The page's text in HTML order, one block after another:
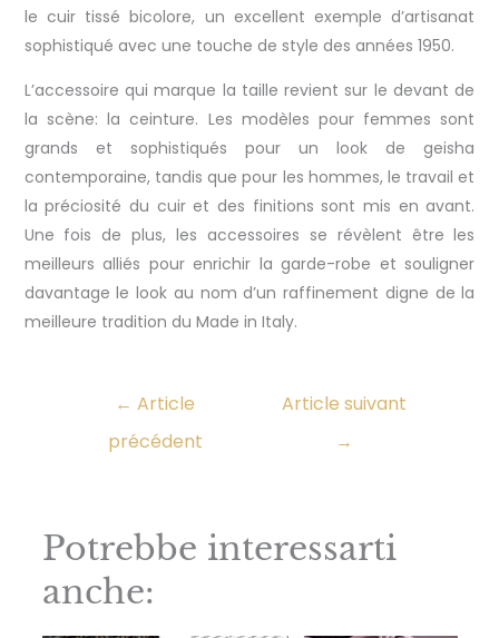
le cuir tissé bicolore, un excellent exemple d’artisanat
sophistiqué avec une touche de style des années 1950.
L’accessoire qui marque la taille revient sur le devant de
la scène: la ceinture. Les modèles pour femmes sont
grands et sophistiqués pour un look de geisha
contemporaine, tandis que pour les hommes, le travail et
la préciosité du cuir et des finitions sont mis en avant.
Une fois de plus, les accessoires se révèlent être les
meilleurs alliés pour enrichir la garde-robe et souligner
davantage le look au nom d’un raffinement digne de la
meilleure tradition du Made in Italy.
← Article
précédent
Article suivant
→
Potrebbe interessarti
anche: